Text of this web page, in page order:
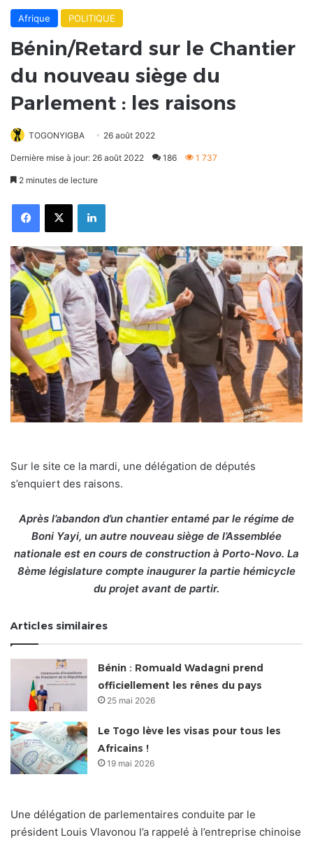
Afrique POLITIQUE
Bénin/Retard sur le Chantier
du nouveau siège du
Parlement : les raisons
TOGONYIGBA 26 août 2022
Dernière mise à jour: 26 août 2022 186 1 737
2 minutes de lecture
FacebookX Linkedin
Sur le site ce la mardi, une délégation de députés
s’enquiert des raisons.
Après l’abandon d’un chantier entamé par le régime de
Boni Yayi, un autre nouveau siège de l’Assemblée
nationale est en cours de construction à Porto-Novo. La
8ème législature compte inaugurer la partie hémicycle
du projet avant de partir.
Articles similaires
Bénin : Romuald Wadagni prend
officiellement les rênes du pays
25 mai 2026
Le Togo lève les visas pour tous les
Africains !
19 mai 2026
Une délégation de parlementaires conduite par le
président Louis Vlavonou l’a rappelé à l’entreprise chinoise